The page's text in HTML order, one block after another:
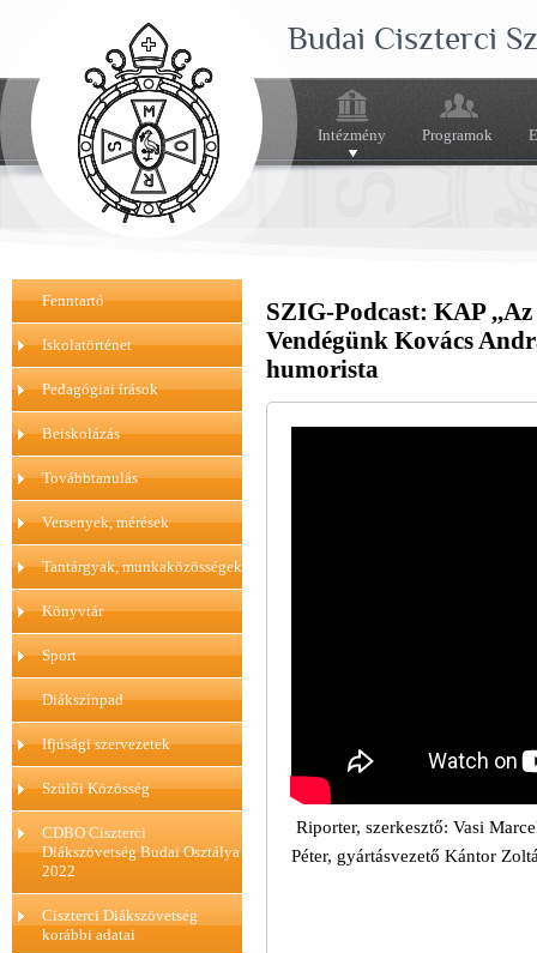
Budai Ciszterci
Intézmény Programok
Fenntartó
Iskolatörténet
Pedagógiai írások
Beiskolázás
Továbbtanulás
Versenyek, mérések
Tantárgyak, munkaközösségek
Könyvtár
Sport
Diákszínpad
Ifjúsági szervezetek
Szülői Közösség
CDBO Ciszterci
Diákszövetség Budai Osztálya
2022
Ciszterci Diákszövetség
korábbi adatai
SZIG-Podcast: KAP
Vendégünk Kovács
humorista
Riporter, szerkesztő: Vasi
Péter, gyártásvezető Kántor